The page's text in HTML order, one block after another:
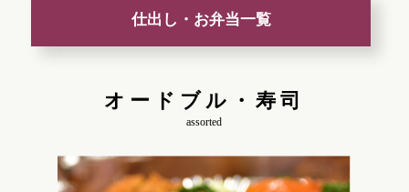
仕出し・お弁当一覧
オードブル・寿司
assorted